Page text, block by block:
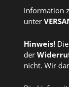
Information
unter
Hinweis!
der
nicht. Wir